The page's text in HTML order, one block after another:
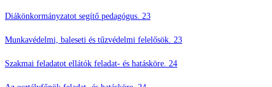
Diákönkormányzatot segítő pedagógus. 23
Munkavédelmi, baleseti és tűzvédelmi felelősök. 23
Szakmai feladatot ellátók feladat- és hatásköre. 24